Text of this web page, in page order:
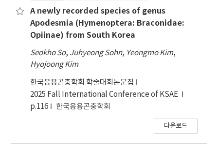
A newly recorded species of genus
Apodesmia (Hymenoptera: Braconidae:
Opiinae) from South Korea
Seokho So, Juhyeong Sohn, Yeongmo Kim,
Hyojoong Kim
한국응용곤충학회 학술대회논문집
2025 Fall International Conference of KSAE
p.116
한국응용곤충학회
다운로드